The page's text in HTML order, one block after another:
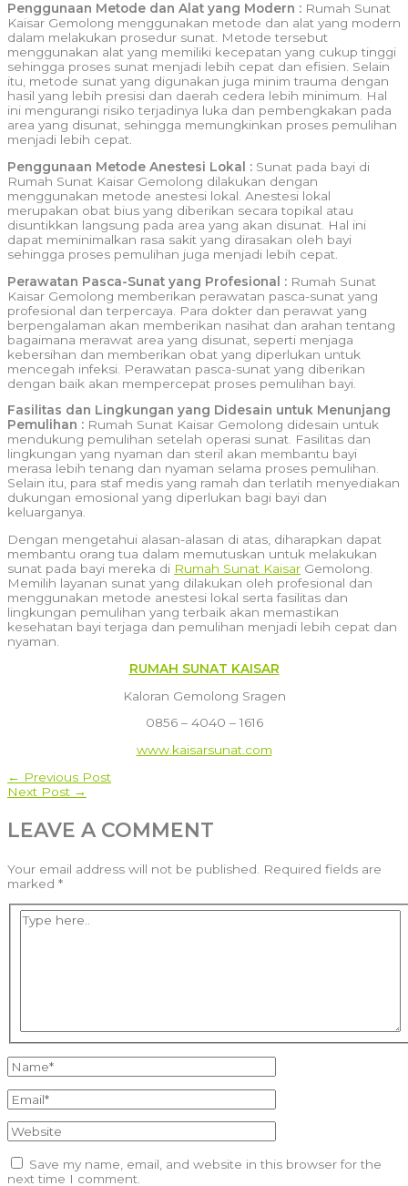
Penggunaan Metode dan Alat yang Modern : Rumah Sunat
Kaisar Gemolong menggunakan metode dan alat yang modern
dalam melakukan prosedur sunat. Metode tersebut
menggunakan alat yang memiliki kecepatan yang cukup tinggi
sehingga proses sunat menjadi lebih cepat dan efisien. Selain
itu, metode sunat yang digunakan juga minim trauma dengan
hasil yang lebih presisi dan daerah cedera lebih minimum. Hal
ini mengurangi risiko terjadinya luka dan pembengkakan pada
area yang disunat, sehingga memungkinkan proses pemulihan
menjadi lebih cepat.
Penggunaan Metode Anestesi Lokal : Sunat pada bayi di
Rumah Sunat Kaisar Gemolong dilakukan dengan
menggunakan metode anestesi lokal. Anestesi lokal
merupakan obat bius yang diberikan secara topikal atau
disuntikkan langsung pada area yang akan disunat. Hal ini
dapat meminimalkan rasa sakit yang dirasakan oleh bayi
sehingga proses pemulihan juga menjadi lebih cepat.
Perawatan Pasca-Sunat yang Profesional : Rumah Sunat
Kaisar Gemolong memberikan perawatan pasca-sunat yang
profesional dan terpercaya. Para dokter dan perawat yang
berpengalaman akan memberikan nasihat dan arahan tentang
bagaimana merawat area yang disunat, seperti menjaga
kebersihan dan memberikan obat yang diperlukan untuk
mencegah infeksi. Perawatan pasca-sunat yang diberikan
dengan baik akan mempercepat proses pemulihan bayi.
Fasilitas dan Lingkungan yang Didesain untuk Menunjang
Pemulihan : Rumah Sunat Kaisar Gemolong didesain untuk
mendukung pemulihan setelah operasi sunat. Fasilitas dan
lingkungan yang nyaman dan steril akan membantu bayi
merasa lebih tenang dan nyaman selama proses pemulihan.
Selain itu, para staf medis yang ramah dan terlatih menyediakan
dukungan emosional yang diperlukan bagi bayi dan
keluarganya.
Dengan mengetahui alasan-alasan di atas, diharapkan dapat
membantu orang tua dalam memutuskan untuk melakukan
sunat pada bayi mereka di Rumah Sunat Kaisar Gemolong.
Memilih layanan sunat yang dilakukan oleh profesional dan
menggunakan metode anestesi lokal serta fasilitas dan
lingkungan pemulihan yang terbaik akan memastikan
kesehatan bayi terjaga dan pemulihan menjadi lebih cepat dan
nyaman.
RUMAH SUNAT KAISAR
Kaloran Gemolong Sragen
0856 – 4040 – 1616
www.kaisarsunat.com
POST
← Previous Post
Next Post →
LEAVE A COMMENT
Your email address will not be published. Required fields are
marked *
Type
here..
Name*
Email*
Website
Save my name, email, and website in this browser for the
next time I comment.